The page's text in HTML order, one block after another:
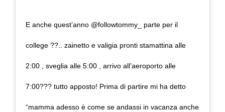
E anche quest’anno @followtommy_ parte per il
college ??.. zainetto e valigia pronti stamattina alle
2:00 , sveglia alle 5:00 , arrivo all’aeroporto alle
7:00??? tutto apposto! Prima di partire mi ha detto
“mamma adesso è come se andassi in vacanza anche